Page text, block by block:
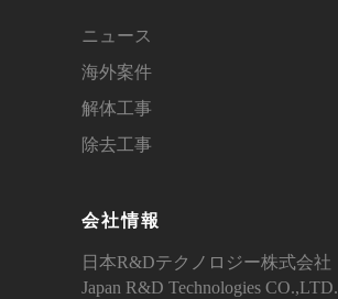
ニュース
海外案件
解体工事
除去工事
会社情報
日本R&Dテクノロジー株式会社
Japan R&D Technologies CO.,LTD.